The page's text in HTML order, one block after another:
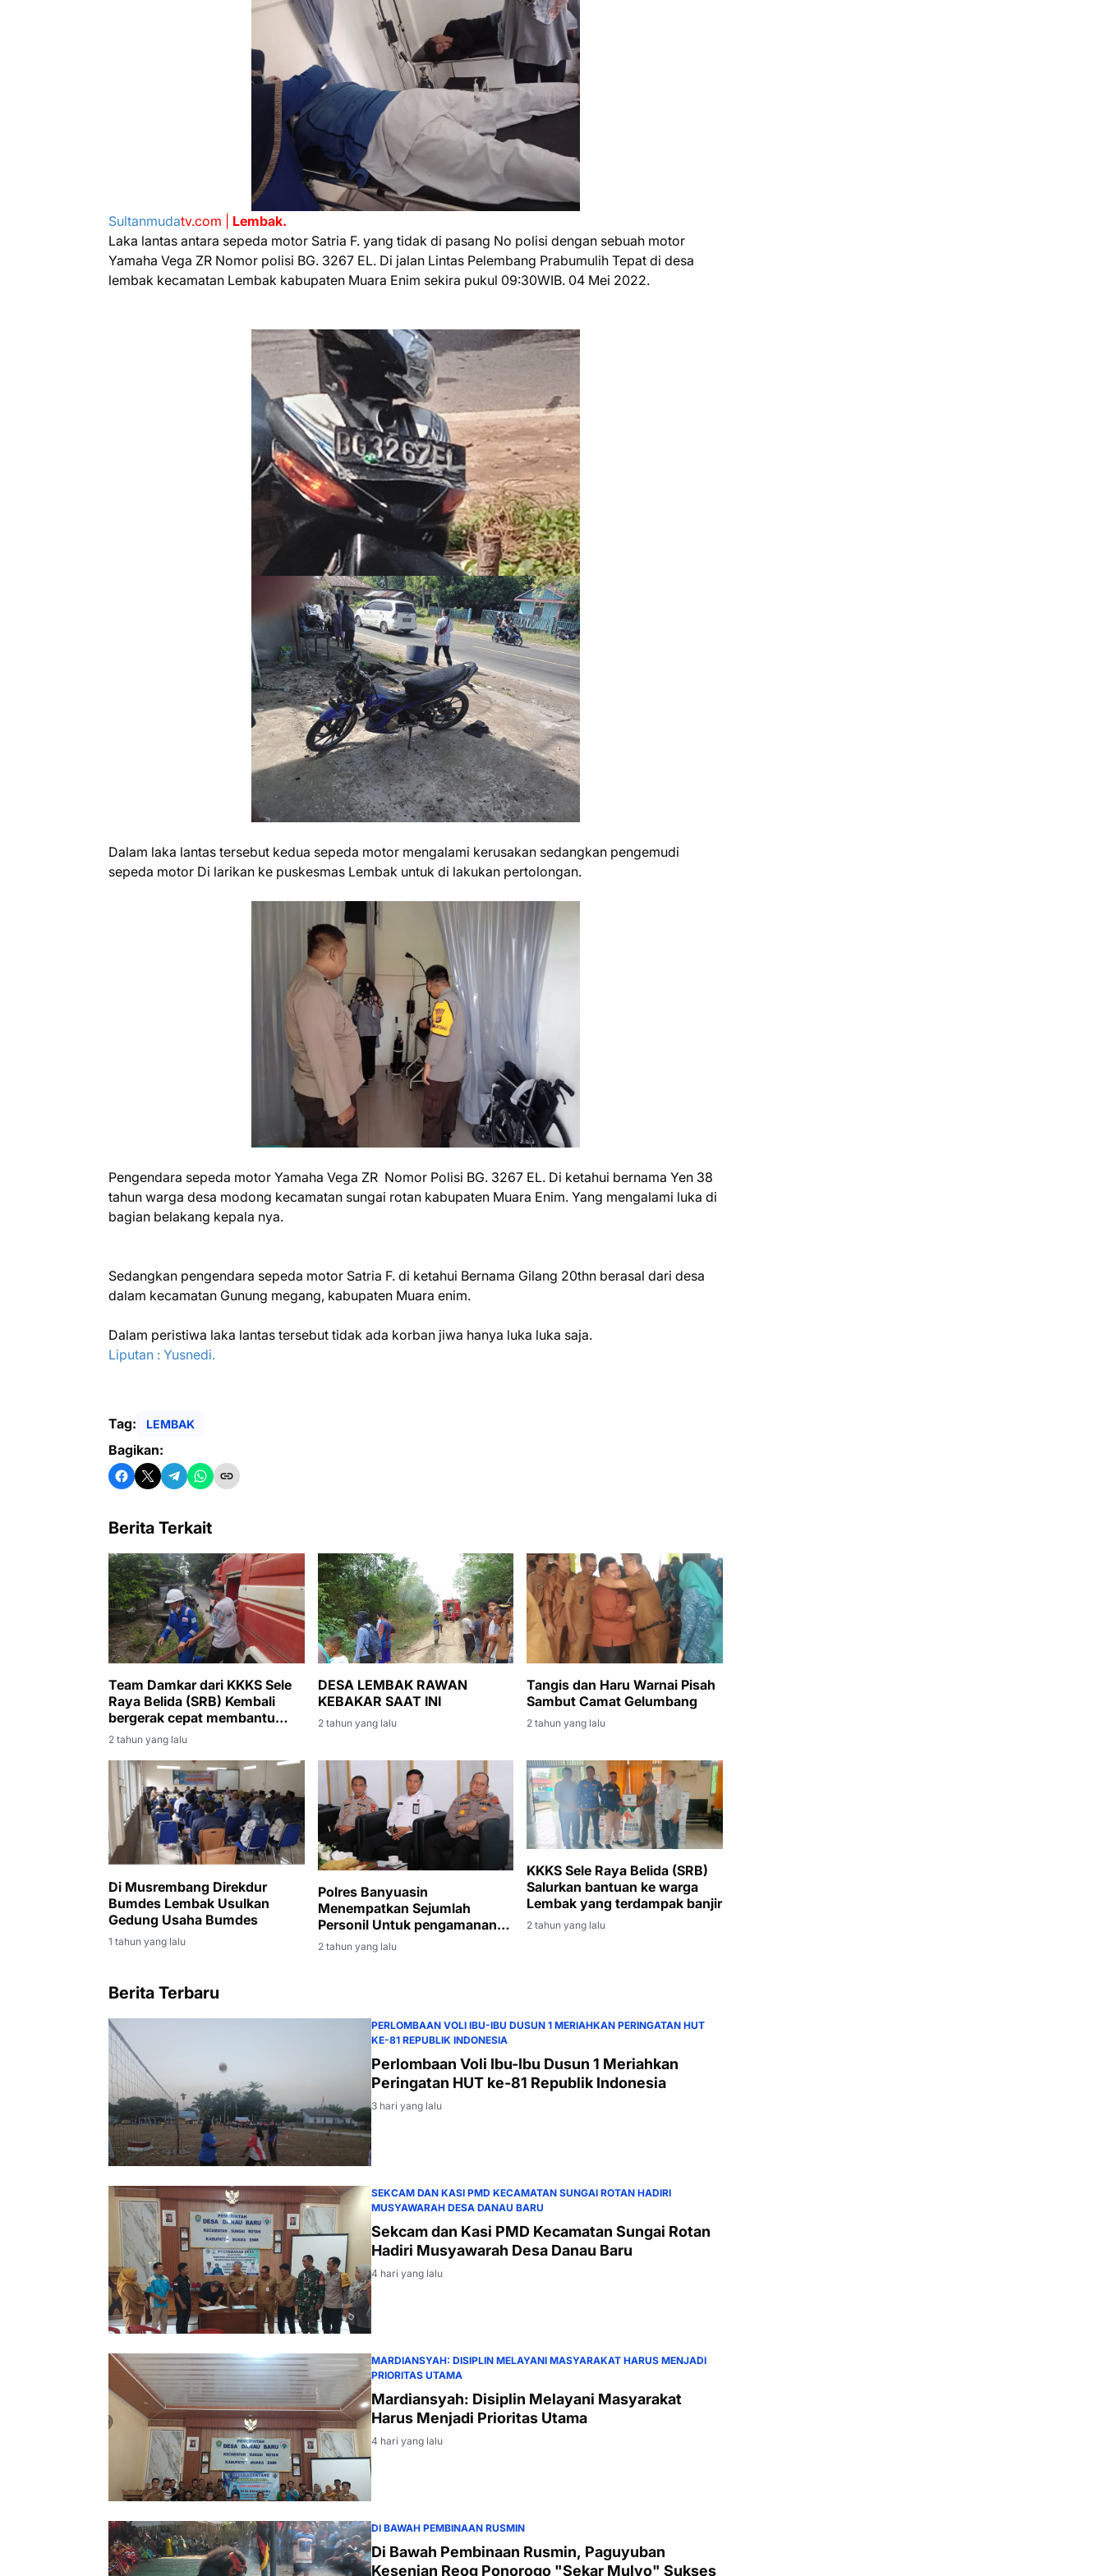
Sultanmudatv.com | Lembak.
Laka lantas antara sepeda motor Satria F. yang tidak di pasang No polisi dengan sebuah motor
Yamaha Vega ZR Nomor polisi BG. 3267 EL. Di jalan Lintas Pelembang Prabumulih Tepat di desa
lembak kecamatan Lembak kabupaten Muara Enim sekira pukul 09:30WIB. 04 Mei 2022.
Dalam laka lantas tersebut kedua sepeda motor mengalami kerusakan sedangkan pengemudi
sepeda motor Di larikan ke puskesmas Lembak untuk di lakukan pertolongan.
Pengendara sepeda motor Yamaha Vega ZR Nomor Polisi BG. 3267 EL. Di ketahui bernama Yen 38
tahun warga desa modong kecamatan sungai rotan kabupaten Muara Enim. Yang mengalami luka di
bagian belakang kepala nya.
Sedangkan pengendara sepeda motor Satria F. di ketahui Bernama Gilang 20thn berasal dari desa
dalam kecamatan Gunung megang, kabupaten Muara enim.
Dalam peristiwa laka lantas tersebut tidak ada korban jiwa hanya luka luka saja.
Liputan : Yusnedi.
Tag: LEMBAK
Bagikan:
Berita Terkait
Team Damkar dari KKKS Sele
Raya Belida (SRB) Kembali
bergerak cepat membantu
memadamkan api kebakaran
lahan di Desa Alai
2 tahun yang lalu
DESA LEMBAK RAWAN
KEBAKAR SAAT INI
2 tahun yang lalu
Tangis dan Haru Warnai Pisah
Sambut Camat Gelumbang
2 tahun yang lalu
Di Musrembang Direkdur
Bumdes Lembak Usulkan
Gedung Usaha Bumdes
1 tahun yang lalu
Polres Banyuasin
Menempatkan Sejumlah
Personil Untuk pengamanan
dan sterilisasi Tempat
Tambang Batubara
2 tahun yang lalu
KKKS Sele Raya Belida (SRB)
Salurkan bantuan ke warga
Lembak yang terdampak banjir
2 tahun yang lalu
Berita Terbaru
PERLOMBAAN VOLI IBU-IBU DUSUN 1 MERIAHKAN PERINGATAN HUT
KE-81 REPUBLIK INDONESIA
Perlombaan Voli Ibu-Ibu Dusun 1 Meriahkan
Peringatan HUT ke-81 Republik Indonesia
3 hari yang lalu
SEKCAM DAN KASI PMD KECAMATAN SUNGAI ROTAN HADIRI
MUSYAWARAH DESA DANAU BARU
Sekcam dan Kasi PMD Kecamatan Sungai Rotan
Hadiri Musyawarah Desa Danau Baru
4 hari yang lalu
MARDIANSYAH: DISIPLIN MELAYANI MASYARAKAT HARUS MENJADI
PRIORITAS UTAMA
Mardiansyah: Disiplin Melayani Masyarakat
Harus Menjadi Prioritas Utama
4 hari yang lalu
DI BAWAH PEMBINAAN RUSMIN
Di Bawah Pembinaan Rusmin, Paguyuban
Kesenian Reog Ponorogo "Sekar Mulyo" Sukses